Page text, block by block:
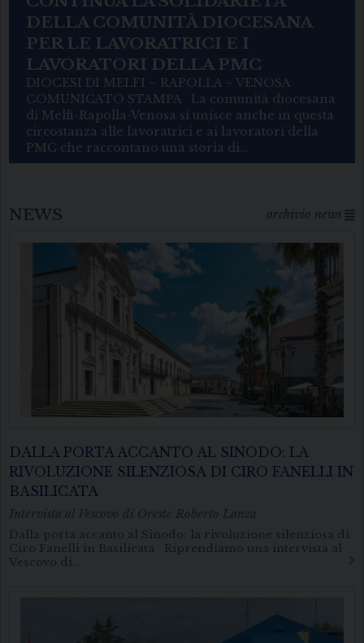
SINODO: LA RIVOLUZIONE
SILENZIOSA DI CIRO FANELLI IN
BASILICATA
Dalla porta accanto al Sinodo: la rivoluzione
silenziosa di Ciro Fanelli in Basilicata
Riprendiamo una intervista al Vescovo di Oreste
Roberto Lanza pubblicata su LSDmagazine.com
Cammino di ascolto, vicinanza agli ultimi e
rinnovamento spirituale del…
NEWS archivio news
DALLA PORTA ACCANTO AL SINODO: LA
RIVOLUZIONE SILENZIOSA DI CIRO FANELLI IN
BASILICATA
Intervista al Vescovo di Oreste Roberto Lanza
Dalla porta accanto al Sinodo: la rivoluzione silenziosa di
Ciro Fanelli in Basilicata Riprendiamo una intervista al
Vescovo di…